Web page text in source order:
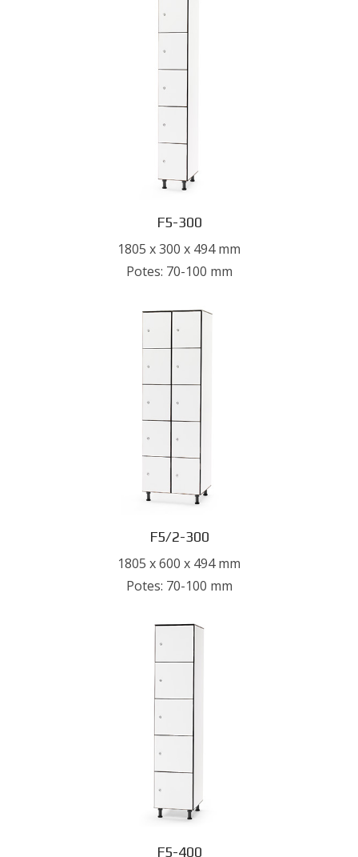
F5-300
1805 x 300 x 494 mm
Potes: 70-100 mm
F5/2-300
1805 x 600 x 494 mm
Potes: 70-100 mm
F5-400